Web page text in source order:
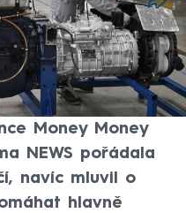
pro firmy. To je
banky
prosperujícímu
Money Money
NEWS pořádala
navíc mluvil o
hlavně